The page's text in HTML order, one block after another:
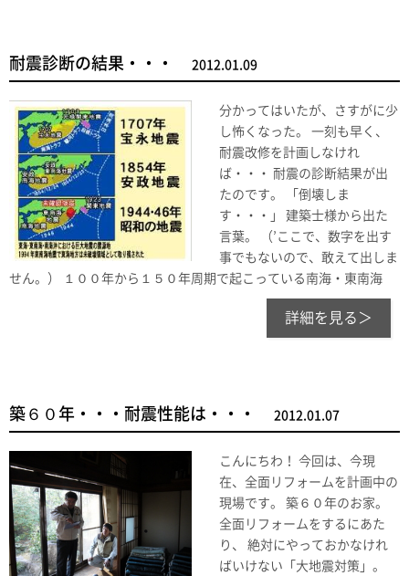
耐震診断の結果・・・ 2012.01.09
分かってはいたが、さすがに少
し怖くなった。 一刻も早く、
耐震改修を計画しなけれ
ば・・・ 耐震の診断結果が出
たのです。 「倒壊しま
す・・・」 建築士様から出た
言葉。 （’ここで、数字を出す
事でもないので、敢えて出しま
せん。） １００年から１５０年周期で起こっている南海・東南海
詳細を見る＞
築６０年・・・耐震性能は・・・ 2012.01.07
こんにちわ！ 今回は、今現
在、全面リフォームを計画中の
現場です。 築６０年のお家。
全面リフォームをするにあた
り、 絶対にやっておかなけれ
ばいけない「大地震対策」。